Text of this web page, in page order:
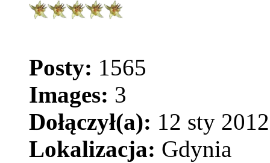
Posty: 1565
Images: 3
Dołączył(a): 12 sty
Lokalizacja: Gdynia